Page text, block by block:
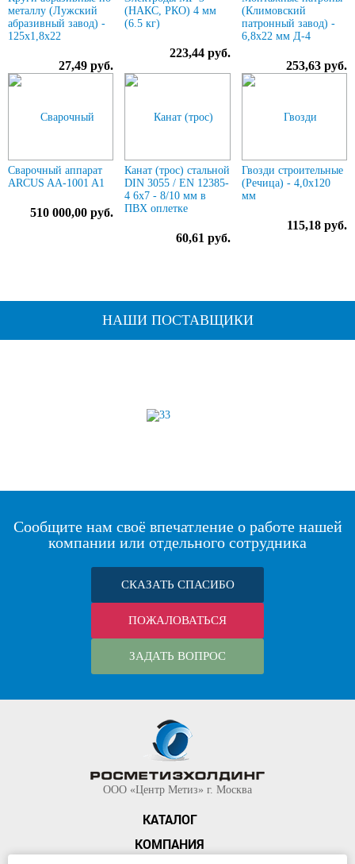
металлу (Лужский
абразивный завод) -
125х1,8х22
27,49 руб.
(НАКС, РКО) 4 мм
(6.5 кг)
223,44 руб.
(Климовский
патронный завод) -
6,8х22 мм Д-4
253,63 руб.
Сварочный аппарат
ARCUS AA-1001 A1
510 000,00 руб.
Канат (трос) стальной
DIN 3055 / EN 12385-
4 6x7 - 8/10 мм в
ПВХ оплетке
60,61 руб.
Гвозди строительные
(Речица) - 4,0х120
мм
115,18 руб.
НАШИ ПОСТАВЩИКИ
Сообщите нам своё впечатление о работе нашей
компании или отдельного сотрудника
СКАЗАТЬ СПАСИБО
ПОЖАЛОВАТЬСЯ
ЗАДАТЬ ВОПРОС
КОМПАНИЯ
ООО «Центр Метиз» г. Москва
КАТАЛОГ